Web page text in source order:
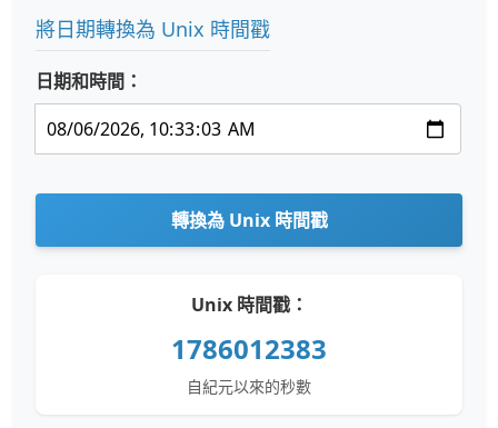
將日期轉換為 Unix 時間戳
日期和時間：
轉換為 Unix 時間戳
Unix 時間戳：
1786012383
自紀元以來的秒數